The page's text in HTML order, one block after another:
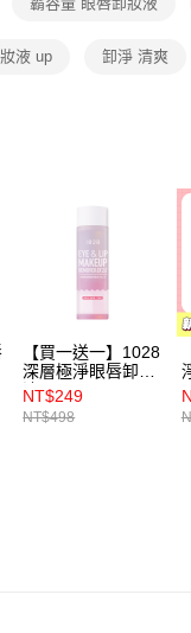
１．透過由恩沛科技股份
「AFTEE先享後付」，
４．使用「AFTEE先享
即時審查核予不同之上
結果請求用戶進行身份認
５．嚴禁一人註冊多個
形，恩沛科技股份有限
動。
每筆NT$80，滿
宅配
液 up 卸淨 清爽
【買一送一】1028
深層極淨眼唇卸妝
液EX2.0
NT$249
NT$498